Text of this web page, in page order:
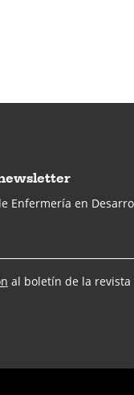
Enfermería en
al boletín de la revista